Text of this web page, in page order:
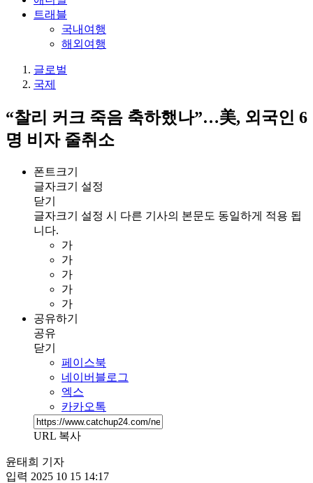
트래블
국내여행
해외여행
글로벌
국제
“찰리 커크 죽음 축하했나”…美, 외국인 6
명 비자 줄취소
폰트크기
글자크기 설정
닫기
글자크기 설정 시 다른 기사의 본문도 동일하게 적용 됩
니다.
가
가
가
가
가
공유하기
공유
닫기
페이스북
네이버블로그
엑스
카카오톡
URL 복사
윤태희 기자
입력 2025 10 15 14:17